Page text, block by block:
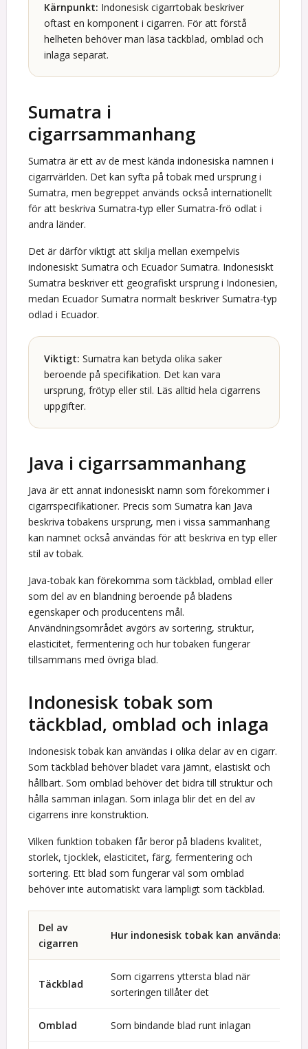
Kärnpunkt: Indonesisk cigarrtobak beskriver
oftast en komponent i cigarren. För att förstå
helheten behöver man läsa täckblad, omblad och
inlaga separat.
Sumatra i
cigarrsammanhang
Sumatra är ett av de mest kända indonesiska namnen i
cigarrvärlden. Det kan syfta på tobak med ursprung i
Sumatra, men begreppet används också internationellt
för att beskriva Sumatra-typ eller Sumatra-frö odlat i
andra länder.
Det är därför viktigt att skilja mellan exempelvis
indonesiskt Sumatra och Ecuador Sumatra. Indonesiskt
Sumatra beskriver ett geografiskt ursprung i Indonesien,
medan Ecuador Sumatra normalt beskriver Sumatra-typ
odlad i Ecuador.
Viktigt: Sumatra kan betyda olika saker
beroende på specifikation. Det kan vara
ursprung, frötyp eller stil. Läs alltid hela cigarrens
uppgifter.
Java i cigarrsammanhang
Java är ett annat indonesiskt namn som förekommer i
cigarrspecifikationer. Precis som Sumatra kan Java
beskriva tobakens ursprung, men i vissa sammanhang
kan namnet också användas för att beskriva en typ eller
stil av tobak.
Java-tobak kan förekomma som täckblad, omblad eller
som del av en blandning beroende på bladens
egenskaper och producentens mål.
Användningsområdet avgörs av sortering, struktur,
elasticitet, fermentering och hur tobaken fungerar
tillsammans med övriga blad.
Indonesisk tobak som
täckblad, omblad och inlaga
Indonesisk tobak kan användas i olika delar av en cigarr.
Som täckblad behöver bladet vara jämnt, elastiskt och
hållbart. Som omblad behöver det bidra till struktur och
hålla samman inlagan. Som inlaga blir det en del av
cigarrens inre konstruktion.
Vilken funktion tobaken får beror på bladens kvalitet,
storlek, tjocklek, elasticitet, färg, fermentering och
sortering. Ett blad som fungerar väl som omblad
behöver inte automatiskt vara lämpligt som täckblad.
Del av
cigarren
Hur indonesisk tobak kan användas
Täckblad
Som cigarrens yttersta blad när
sorteringen tillåter det
Omblad Som bindande blad runt inlagan